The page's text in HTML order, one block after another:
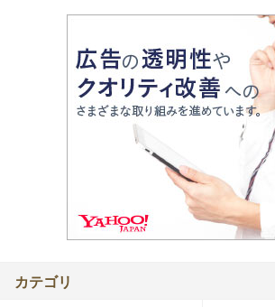
カテゴリ